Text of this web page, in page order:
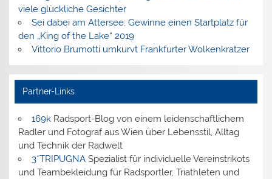
viele glückliche Gesichter
Sei dabei am Attersee: Gewinne einen Startplatz für
den „King of the Lake“ 2019
Vittorio Brumotti umkurvt Frankfurter Wolkenkratzer
Partner-Links
169kRadsport-Blog von einem leidenschaftlichem
Radler und Fotograf aus Wien über Lebensstil, Alltag
und Technik der Radwelt
3*TRIPUGNASpezialist für individuelle Vereinstrikots
und Teambekleidung für Radsportler, Triathleten und